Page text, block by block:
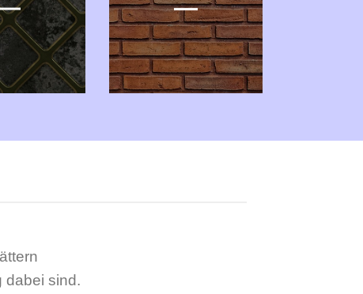
dabei sind.